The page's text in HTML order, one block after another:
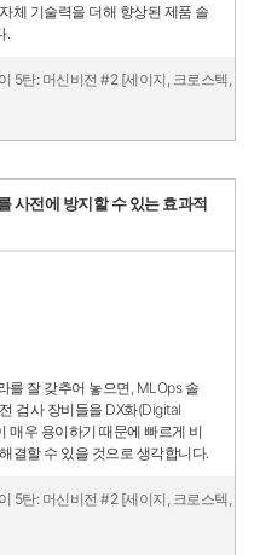
체 기술력을 더해 향상된 제품 솔
.
5탄: 머신비전 #2 [세이지, 크로스텍,
사전에 방지할 수 있는 효과적
를 잘 갖추어 놓으면, MLOps 솔
검사 장비들을 DX화(Digital
매우 용이하기 때문에 빠르게 비
결할 수 있을 것으로 생각합니다.
5탄: 머신비전 #2 [세이지, 크로스텍,